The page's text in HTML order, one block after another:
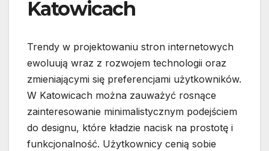
Katowicach
Trendy w projektowaniu stron internetowych
ewoluują wraz z rozwojem technologii oraz
zmieniającymi się preferencjami użytkowników.
W Katowicach można zauważyć rosnące
zainteresowanie minimalistycznym podejściem
do designu, które kładzie nacisk na prostotę i
funkcjonalność. Użytkownicy cenią sobie